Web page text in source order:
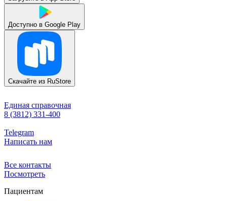
Доступно в Google Play
Скачайте из RuStore
Единая справочная
8 (3812) 331-400
Telegram
Написать нам
Все контакты
Посмотреть
Пациентам